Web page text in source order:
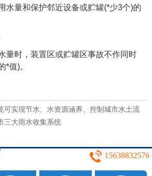
水量和保护邻近设备或贮罐(*少3个)的
量时，装置区或贮罐区事故不作同时
*值)。
可实现节水、水资源涵养、控制城市水土流
三大雨水收集系统
15638832576